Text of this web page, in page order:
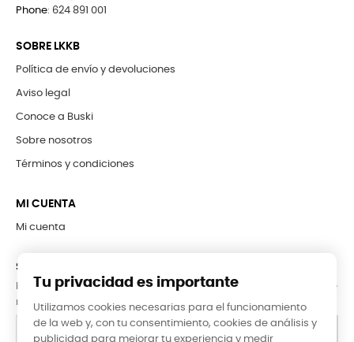
Phone: 624 891 001
SOBRE LKKB
Política de envío y devoluciones
Aviso legal
Conoce a Buski
Sobre nosotros
Términos y condiciones
MI CUENTA
Mi cuenta
SUBCRÍBETE A LA NEWSLETTER
Puede darse de baja en cualquier momento. Para ello, consulte
nuestra información de contacto en el aviso legal.
Tu privacidad es importante
Utilizamos cookies necesarias para el funcionamiento
de la web y, con tu consentimiento, cookies de análisis y
publicidad para mejorar tu experiencia y medir